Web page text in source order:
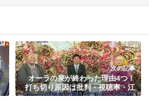
次の記事
オーラの泉が終わった理由4つ！
打ち切り原因は批判・視聴率・江
原啓之のイメージ低下など様々な